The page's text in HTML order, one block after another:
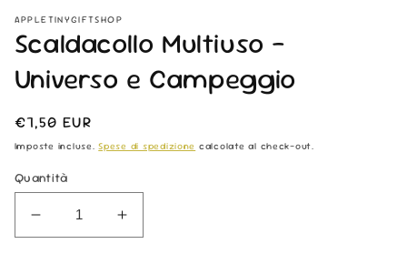
APPLETINYGIFTSHOP
Scaldacollo Multiuso -
Universo e Campeggio
Prezzo
di
€7,50 EUR
Imposte incluse.Spese di spedizione calcolate al check-out.
Quantità
Diminuisci
quantità
Aumenta
quantità